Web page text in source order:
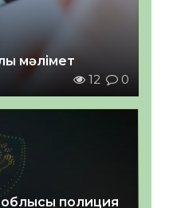
мәлімет
12 0
полиция